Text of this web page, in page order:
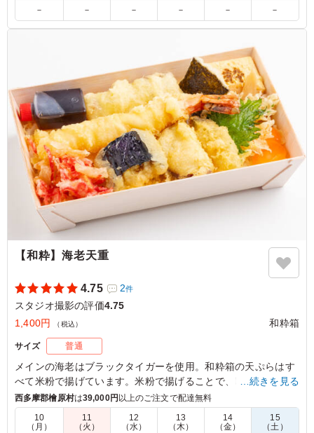
5.0 合同会社VIDEO COMPANY
京味噌の芳醇な香りが染みた鮭のバランスが絶妙です。冷
めても柔らかく非常に高いクオリティでした。副菜まで一
切の手抜きがなく、サイドまでしっかり美味しかった。一
品ごとにこだわりを感じる大満足のお弁当です。
ご利用シーン：ロケ・撮影›スタジオ撮影
東京都目黒区三田2026/04/08
－ － － － － －
【和粋】海老天重
4.75 2件
スタジオ撮影の評価4.75
1,400円
（税込） 和粋箱
サイズ 普通
メインの海老はブラックタイガーを使用。和粋箱の天ぷらはす
べて米粉で揚げています。米粉で揚げることで、時間が経って
もサクサクを維持。海老天と7種の天ぷら、和惣菜をお楽しみ
ください。
…続きを見る
西多摩郡檜原村は39,000円 以上のご注文で配達無料
10
（月）
11
（火）
12
（水）
13
（木）
14
（金）
15
（土）